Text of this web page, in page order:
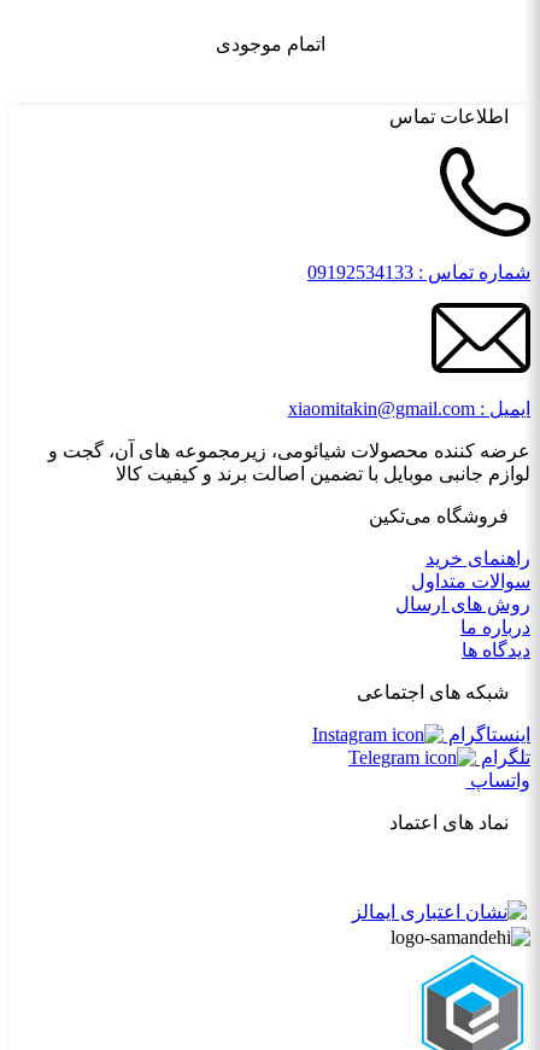
اتمام موجودی
اطلاعات تماس
شماره تماس : 09192534133
ایمیل : xiaomitakin@gmail.com
عرضه کننده محصولات شیائومی، زیرمجموعه های آن، گجت و
لوازم جانبی موبایل با تضمین اصالت برند و کیفیت کالا
فروشگاه می‌تکین
راهنمای خرید
سوالات متداول
روش های ارسال
درباره ما
دیدگاه ها
شبکه های اجتماعی
اینستاگرام
تلگرام
واتساپ
نماد های اعتماد